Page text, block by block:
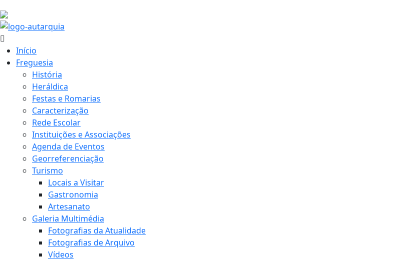
Início
Freguesia
História
Heráldica
Festas e Romarias
Caracterização
Rede Escolar
Instituições e Associações
Agenda de Eventos
Georreferenciação
Turismo
Locais a Visitar
Gastronomia
Artesanato
Galeria Multimédia
Fotografias da Atualidade
Fotografias de Arquivo
Vídeos